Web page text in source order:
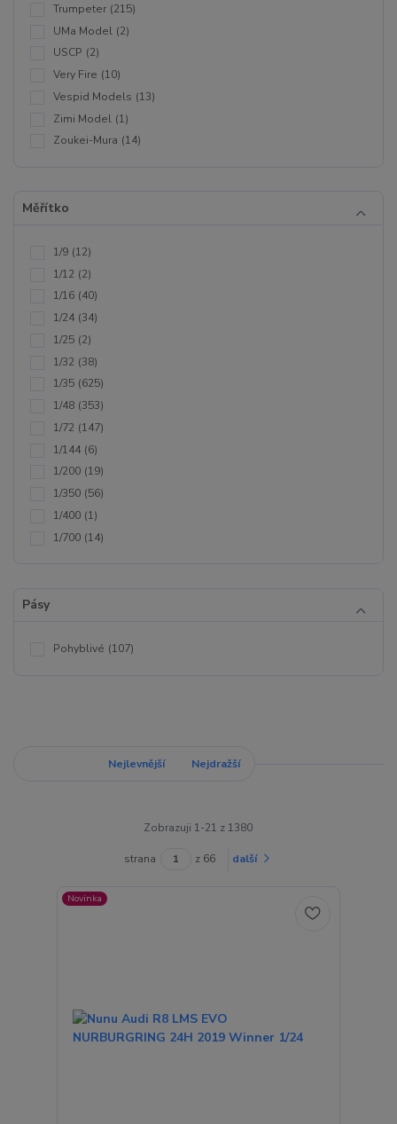
Trumpeter (215)
UMa Model (2)
USCP (2)
Very Fire (10)
Vespid Models (13)
Zimi Model (1)
Zoukei-Mura (14)
Měřítko
1/9 (12)
1/12 (2)
1/16 (40)
1/24 (34)
1/25 (2)
1/32 (38)
1/35 (625)
1/48 (353)
1/72 (147)
1/144 (6)
1/200 (19)
1/350 (56)
1/400 (1)
1/700 (14)
Pásy
Pohyblivé (107)
Nejlevnější Nejdražší
Zobrazuji 1-21 z 1380
strana z 66 další
Novinka